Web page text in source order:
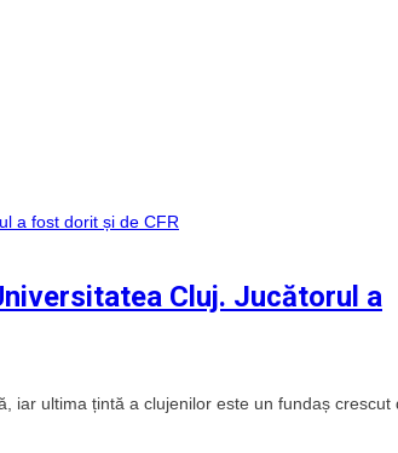
Cluj. Jucătorul a
iar ultima țintă a clujenilor este un fundaș crescut